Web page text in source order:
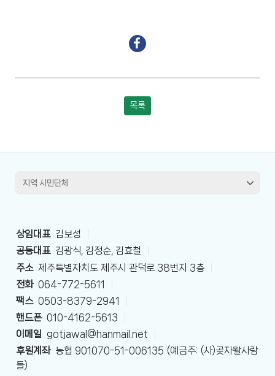
목록
상임대표 김보성
공동대표 김광식, 김정순, 김효철
주소 제주특별자치도 제주시 관덕로 38번지 3층
전화 064-772-5611
팩스 0503-8379-2941
핸드폰 010-4162-5613
이메일 gotjawal@hanmail.net
후원계좌 농협 901070-51-006135 (예금주: (사)곶자왈사람
들)